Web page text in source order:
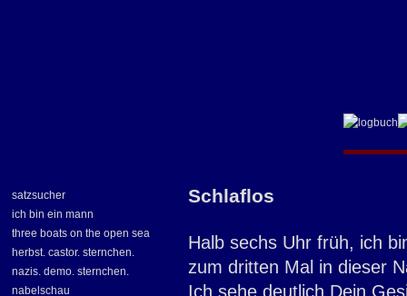
satzsucher
ich bin ein mann
three boats on the open sea
herbst. castor. sternchen.
nazis. demo. sternchen.
nabelschau
Schlaflos
Halb sechs Uhr früh, ich
zum dritten Mal in dieser
Ich sehe deutlich Dein